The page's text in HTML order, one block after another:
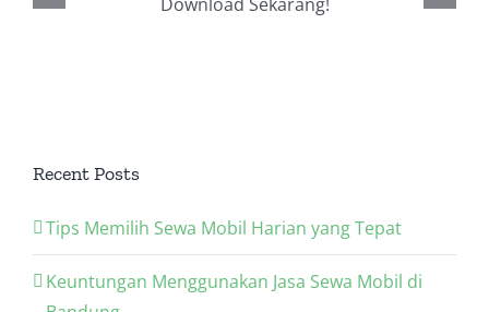
untuk Pertumbuhan Bisnis
Recent Posts
Tips Memilih Sewa Mobil Harian yang Tepat
Keuntungan Menggunakan Jasa Sewa Mobil di